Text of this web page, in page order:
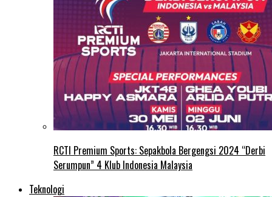
RCTI Premium Sports: Sepakbola Bergengsi 2024 “Derbi
Serumpun” 4 Klub Indonesia Malaysia
Teknologi